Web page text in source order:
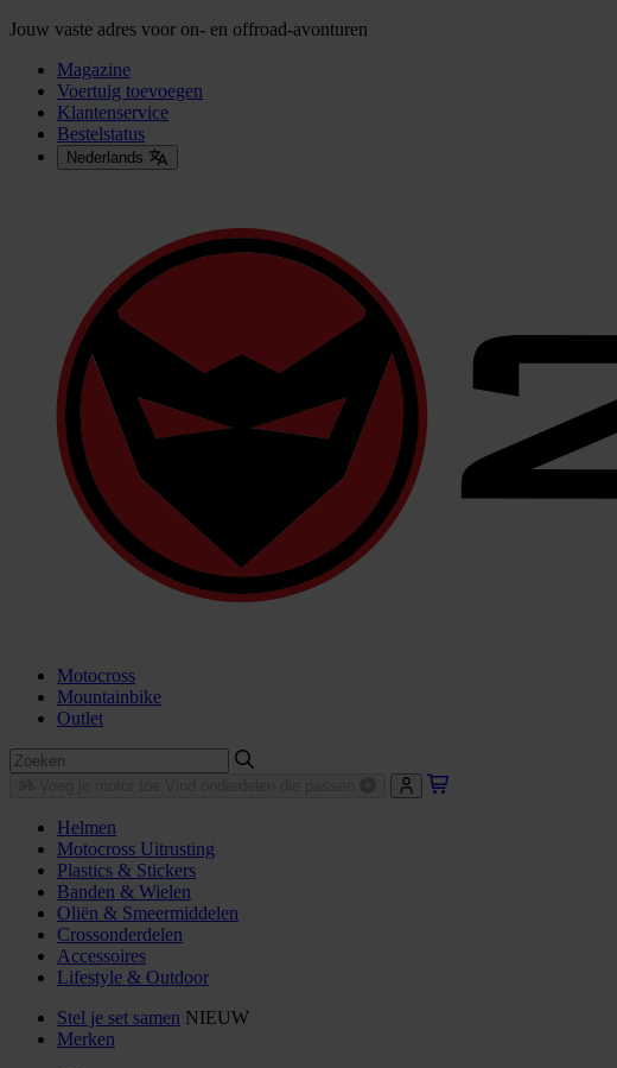
Jouw vaste adres voor on- en offroad-avonturen
Magazine
Voertuig toevoegen
Klantenservice
Bestelstatus
Nederlands
Motocross
Mountainbike
Outlet
Helmen
Motocross Uitrusting
Plastics & Stickers
Banden & Wielen
Oliën & Smeermiddelen
Crossonderdelen
Accessoires
Lifestyle & Outdoor
Stel je set samen NIEUW
Merken